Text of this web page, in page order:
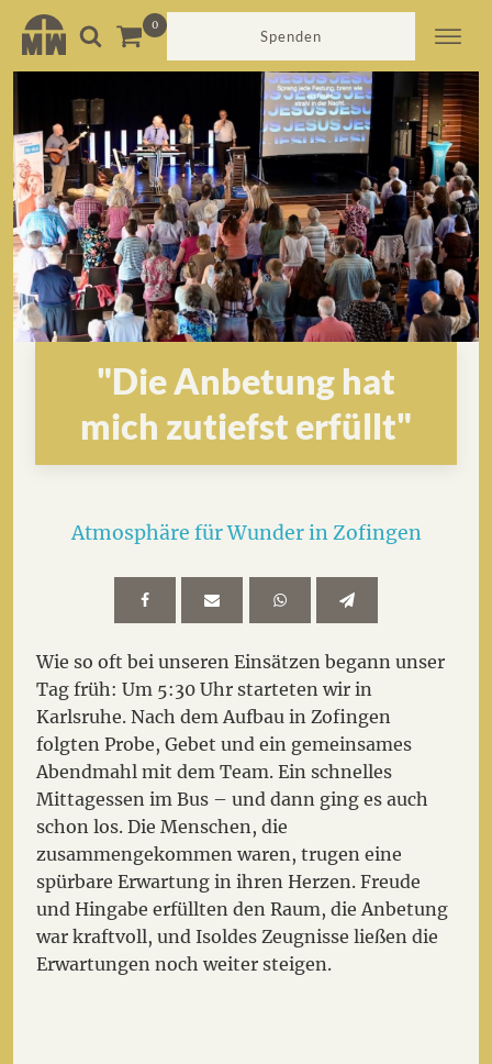
Spenden
"Die Anbetung hat
mich zutiefst erfüllt"
Atmosphäre für Wunder in Zofingen
Wie so oft bei unseren Einsätzen begann unser
Tag früh: Um 5:30 Uhr starteten wir in
Karlsruhe. Nach dem Aufbau in Zofingen
folgten Probe, Gebet und ein gemeinsames
Abendmahl mit dem Team. Ein schnelles
Mittagessen im Bus – und dann ging es auch
schon los. Die Menschen, die
zusammengekommen waren, trugen eine
spürbare Erwartung in ihren Herzen. Freude
und Hingabe erfüllten den Raum, die Anbetung
war kraftvoll, und Isoldes Zeugnisse ließen die
Erwartungen noch weiter steigen.